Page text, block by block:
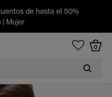
de hasta el 50%
| Mujer
0